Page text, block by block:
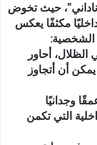
حيث تخوض
مكثفًا يعكس
الشخصية:
أحاور
أن أتجاوز
وجدانيًا
التي تكمن